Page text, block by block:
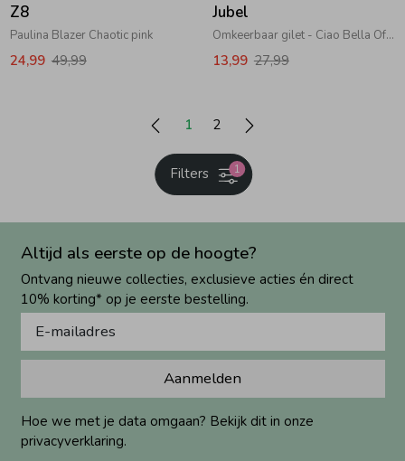
Z8
Paulina Blazer Chaotic pink
24,99 49,99
Jubel
Omkeerbaar gilet - Ciao Bella Offwhite
13,99 27,99
1 2
1
Filters
Altijd als eerste op de hoogte?
Ontvang nieuwe collecties, exclusieve acties én direct
10% korting* op je eerste bestelling.
Aanmelden
Hoe we met je data omgaan? Bekijk dit in onze
privacyverklaring.